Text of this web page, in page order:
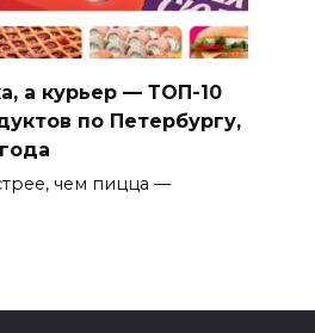
а курьер — ТОП-10
по Петербургу,
чем пицца —